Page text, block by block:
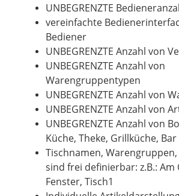
UNBEGRENZTE
vereinfachte
Bediener
UNBEGRENZTE Anzahl von
UNBEGRENZTE Anzahl von
Warengruppentypen
UNBEGRENZTE Anzahl von
UNBEGRENZTE Anzahl von
UNBEGRENZTE Anzahl von
Küche, Theke, Grillküche, Bar
Tischnamen,
sind frei definierbar: z.B.: Am
Fenster, Tisch1